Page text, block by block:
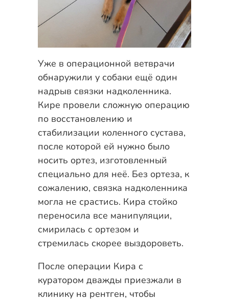
Уже в операционной ветврачи
обнаружили у собаки ещё один
надрыв связки надколенника.
Кире провели сложную операцию
по восстановлению и
стабилизации коленного сустава,
после которой ей нужно было
носить ортез, изготовленный
специально для неё. Без ортеза, к
сожалению, связка надколенника
могла не срастись. Кира стойко
переносила все манипуляции,
смирилась с ортезом и
стремилась скорее выздороветь.
После операции Кира с
куратором дважды приезжали в
клинику на рентген, чтобы